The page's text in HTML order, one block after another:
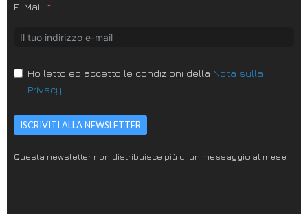
E-Mail
Ho letto ed accetto le condizioni della Nota sulla
Privacy
ISCRIVITI ALLA NEWSLETTER
Questa newsletter non distribuisce più di un messaggio al mese.